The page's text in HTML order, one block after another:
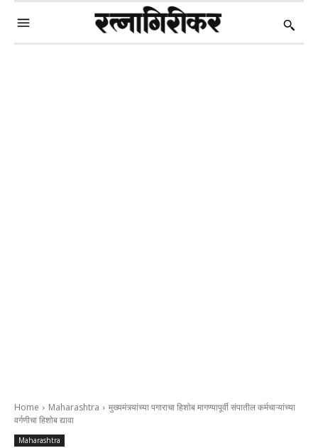
Home Maharashtra
मुख्यमंत्र्यांच्या पगाराचा हिशोब मागण्यापूर्वी संपातील कर्मचाऱ्यांच्या
वर्गणीचा हिशोब द्यावा
Maharashtra